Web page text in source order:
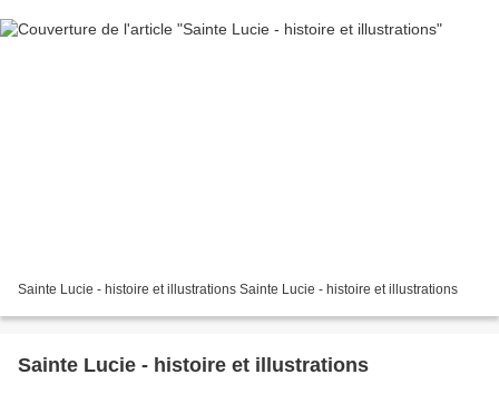
Sainte Lucie - histoire et illustrations Sainte Lucie - histoire et illustrations
Sainte Lucie - histoire et illustrations